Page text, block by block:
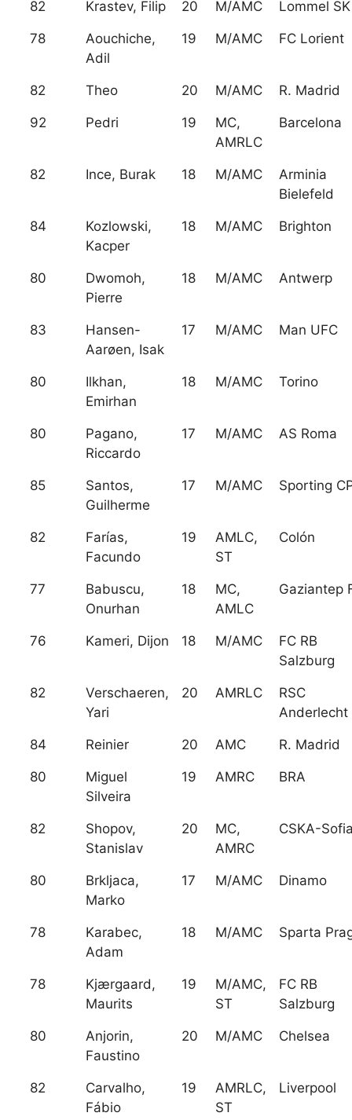
82 Krastev, Filip 20 M/AMC Lommel SK
78
Aouchiche,
Adil
19 M/AMC FC Lorient
82 Theo 20 M/AMC R. Madrid
92 Pedri 19
MC,
AMRLC
Barcelona
82 Ince, Burak 18 M/AMC
Arminia
Bielefeld
84
Kozlowski,
Kacper
18 M/AMC Brighton
80
Dwomoh,
Pierre
18 M/AMC Antwerp
83
Hansen-
Aarøen, Isak
17 M/AMC Man UFC
80
Ilkhan,
Emirhan
18 M/AMC Torino
80
Pagano,
Riccardo
17 M/AMC AS Roma
85
Santos,
Guilherme
17 M/AMC Sporting
82
Farías,
Facundo
19
AMLC,
ST
Colón
77
Babuscu,
Onurhan
18
MC,
AMLC
Gaziantep
76 Kameri, Dijon 18 M/AMC
FC RB
Salzburg
82
Verschaeren,
Yari
20 AMRLC
RSC
Anderlecht
84 Reinier 20 AMC R. Madrid
80
Miguel
Silveira
19 AMRC BRA
82
Shopov,
Stanislav
20
MC,
AMRC
CSKA-
80
Brkljaca,
Marko
17 M/AMC Dinamo
78
Karabec,
Adam
18 M/AMC Sparta
78
Kjærgaard,
Maurits
19
M/AMC,
ST
FC RB
Salzburg
80
Anjorin,
Faustino
20 M/AMC Chelsea
82
Carvalho,
Fábio
19
AMRLC,
ST
Liverpool